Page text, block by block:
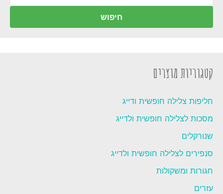
עבור:
חיפוש
קטגוריות מוצרים
חליפות צלילה חופשית ודייג
מסכות לצלילה חופשית ולדייג
שנורקלים
סנפירים לצלילה חופשית ולדייג
חגורות ומשקולות
עזרים